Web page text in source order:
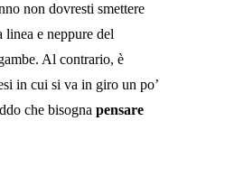
non dovresti smettere
e neppure del
Al contrario, è
in cui si va in giro un po’
che bisogna pensare